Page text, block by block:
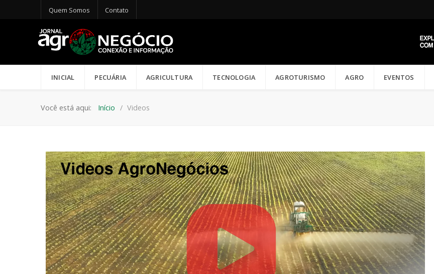
Quem Somos Contato
INICIAL PECUÁRIA AGRICULTURA TECNOLOGIA AGROTURISMO AGRO EVENTOS
Você está aqui: Início Videos